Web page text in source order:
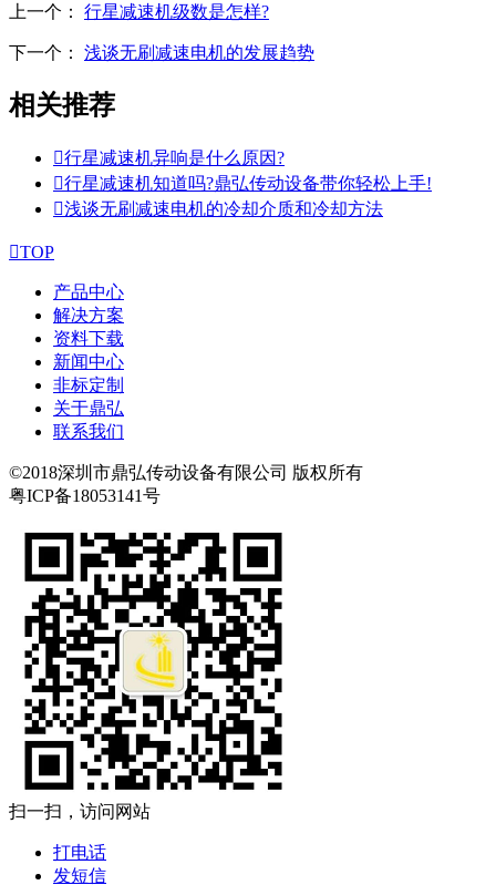
上一个： 行星减速机级数是怎样?
下一个： 浅谈无刷减速电机的发展趋势
相关推荐
行星减速机异响是什么原因?
行星减速机知道吗?鼎弘传动设备带你轻松上手!
浅谈无刷减速电机的冷却介质和冷却方法
TOP
产品中心
解决方案
资料下载
新闻中心
非标定制
关于鼎弘
联系我们
©2018深圳市鼎弘传动设备有限公司 版权所有
粤ICP备18053141号
扫一扫，访问网站
打电话
发短信